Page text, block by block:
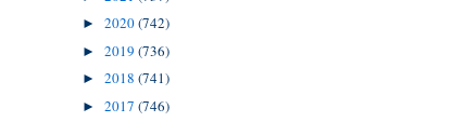
► 2020(742)
► 2019 (736)
► 2018 (741)
► 2017 (746)